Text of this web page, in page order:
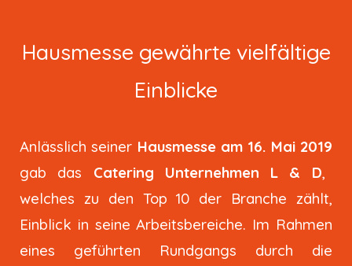
Hausmesse gewährte vielfältige
Einblicke
Anlässlich seiner Hausmesse am 16. Mai 2019
gab das Catering Unternehmen L & D,
welches zu den Top 10 der Branche zählt,
Einblick in seine Arbeitsbereiche. Im Rahmen
eines geführten Rundgangs durch die